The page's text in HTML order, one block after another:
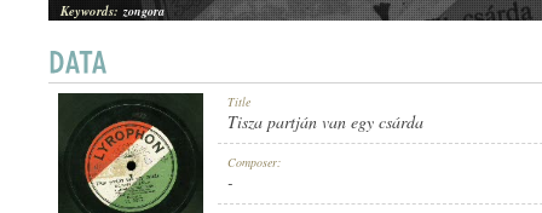
HALLGATÓ
Keywords: zongora
Title
Tisza partján van egy csárda
Composer:
-